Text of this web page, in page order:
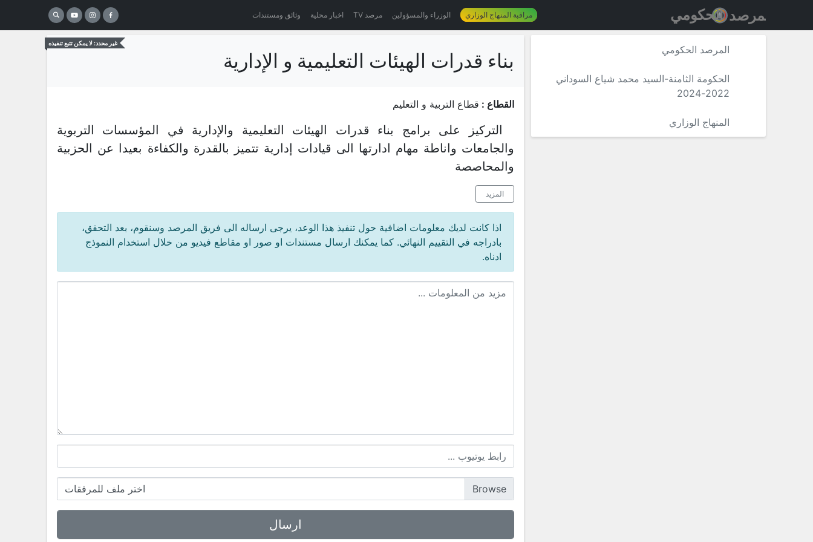
وثائق ومستندات اخبار محلية مرصد TV الوزراء والمسؤولين مراقبة المنهاج الوزاري
غير محدد: لا يمكن تتبع تنفيذه
بناء قدرات الهيئات التعليمية و الإدارية
القطاع : قطاع التربية و التعليم
التركيز على برامج بناء قدرات الهيئات التعليمية والإدارية في المؤسسات التربوية
والجامعات واناطة مهام ادارتها الى قيادات إدارية تتميز بالقدرة والكفاءة بعيدا عن الحزبية
والمحاصصة
المزيد
اذا كانت لديك معلومات اضافية حول تنفيذ هذا الوعد، يرجى ارساله الى فريق المرصد وسنقوم، بعد التحقق،
بادراجه في التقييم النهائي. كما يمكنك ارسال مستندات او صور او مقاطع فيديو من خلال استخدام النموذج
ادناه.
اختر ملف للمرفقات
المرصد الحكومي
الحكومة الثامنة-السيد محمد شياع السوداني
2022-2024
المنهاج الوزاري